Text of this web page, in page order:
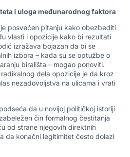
i uloga međunarodnog faktora
posvećen pitanju kako obezbediti
vlasti i opozicije kako bi rezultati
izražava bojazan da bi se
izbora – kada su se optužbe o
birališta – mogao ponoviti.
dela opozicije je da kroz
nezadovoljstva na ulicama i vrati
da u novijoj političkoj istoriji
čin formalnog čestitanja
od strane njegovih direktnih
da konačni legitimitet često dolazi